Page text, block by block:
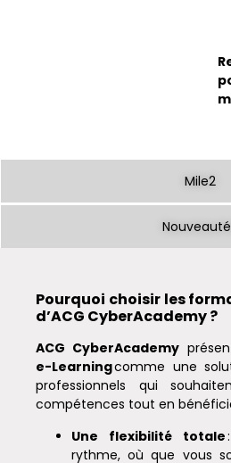
Mile2
Pourquoi choisir les
d’ACG CyberAcademy ?
ACG CyberAcademy
e-Learningcomme une
professionnels qui
compétences tout en
Une flexibilité totale
rythme, où que vous